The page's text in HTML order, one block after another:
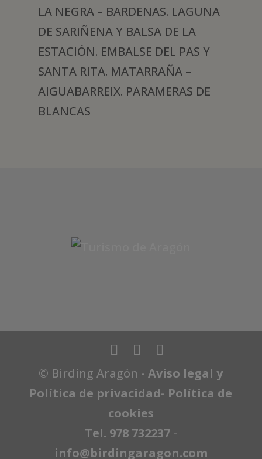
LA NEGRA – BARDENAS. LAGUNA
DE SARIÑENA Y BALSA DE LA
ESTACIÓN. EMBALSE DEL PAS Y
SANTA RITA. MATARRAÑA –
AIGUABARREIX. PARAMERAS DE
BLANCAS
© Birding Aragón -Aviso legal y
Política de privacidad- Política de
cookies
Tel. 978 732237 -
info@birdingaragon.com